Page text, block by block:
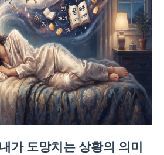
가 도망치는 상황의 의미